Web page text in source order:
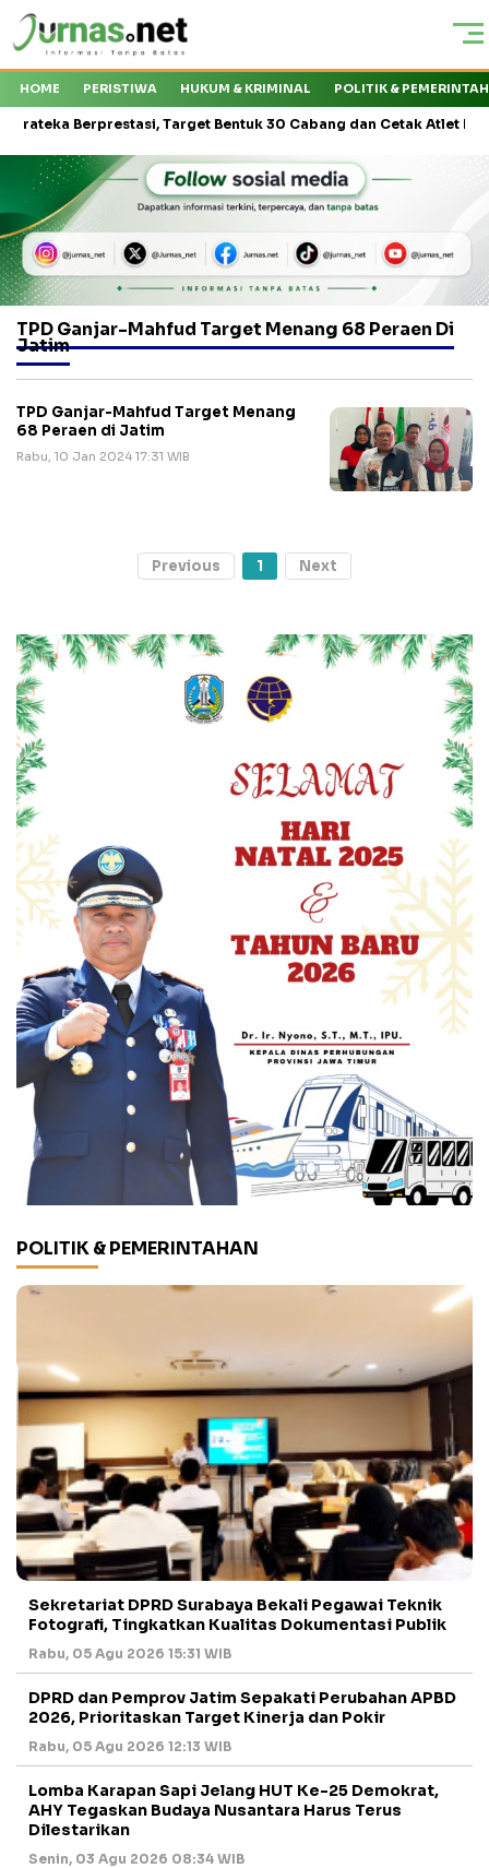
HOME PERISTIWA HUKUM & KRIMINAL POLITIK &
Berprestasi, Target Bentuk 30 Cabang dan Cetak Atlet Nasional
TPD Ganjar-Mahfud Target Menang 68 Peraen Di
Jatim
TPD Ganjar-Mahfud Target Menang
68 Peraen di Jatim
Rabu, 10 Jan 2024 17:31 WIB
Previous 1 Next
POLITIK & PEMERINTAHAN
Sekretariat DPRD Surabaya Bekali Pegawai Teknik
Fotografi, Tingkatkan Kualitas Dokumentasi Publik
Rabu, 05 Agu 2026 15:31 WIB
DPRD dan Pemprov Jatim Sepakati Perubahan APBD
2026, Prioritaskan Target Kinerja dan Pokir
Rabu, 05 Agu 2026 12:13 WIB
Lomba Karapan Sapi Jelang HUT Ke-25 Demokrat,
AHY Tegaskan Budaya Nusantara Harus Terus
Dilestarikan
Senin, 03 Agu 2026 08:34 WIB